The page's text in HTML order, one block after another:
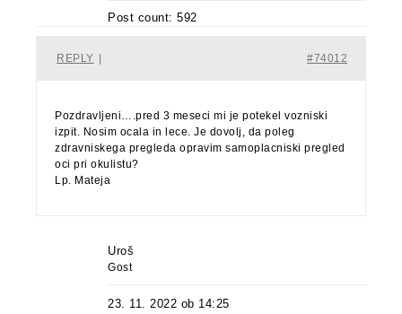
Post count: 592
#74012
REPLY
Pozdravljeni….pred 3 meseci mi je potekel vozniski
izpit. Nosim ocala in lece. Je dovolj, da poleg
zdravniskega pregleda opravim samoplacniski pregled
oci pri okulistu?
Lp. Mateja
Uroš
Gost
23. 11. 2022 ob 14:25